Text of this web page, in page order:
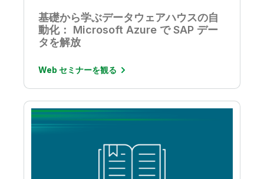
基礎から学ぶデータウェアハウスの自
動化： Microsoft Azure で SAP デー
タを解放
Web セミナーを観る